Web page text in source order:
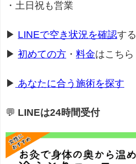
・土日祝も営業
▶ LINEで空き状況を確認する
▶ 初めての方 ・ 料金はこちら
▶ あなたに合う施術を探す
💬 LINEは24時間受付